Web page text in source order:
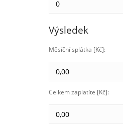
Výsledek
Měsíční splátka [Kč]:
Celkem zaplatíte [Kč]: